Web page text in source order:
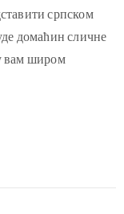
српском
домаћин сличне
вам широм